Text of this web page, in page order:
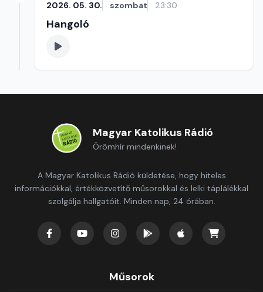
2026. 05. 30. szombat 23:30
Hangoló
Magyar Katolikus Rádió
Örömhír mindenkinek!
A Magyar Katolikus Rádió küldetése, hogy hiteles
információkkal, értékközvetítő műsorokkal és lelki táplálékkal
szolgálja hallgatóit. Minden nap, 24 órában.
Műsorok